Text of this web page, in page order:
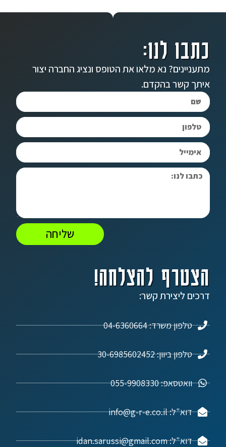
הצטרף להצלחה!
דרכים ליצירת קשר:
טלפון משרד: 04-6360664
טלפון ביוון: 30-6985602452
וואטסאפ: 055-9908330
דוא"ל: info@g-r-e.co.il
דוא"ל: idan.sarussi@gmail.com
כתבו לנו:
מתעניינים? נא מלאו את הטופס ונציג החברה יצור
איתך קשר בהקדם.
שליחה